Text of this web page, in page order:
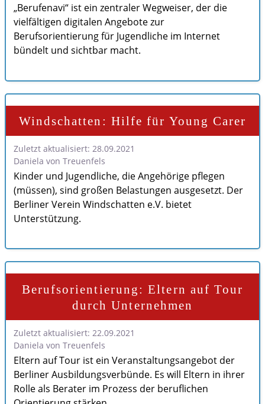
„Berufenavi“ ist ein zentraler Wegweiser, der die
vielfältigen digitalen Angebote zur
Berufsorientierung für Jugendliche im Internet
bündelt und sichtbar macht.
Windschatten: Hilfe für Young Carer
Zuletzt aktualisiert: 28.09.2021
Daniela von Treuenfels
Kinder und Jugendliche, die Angehörige pflegen
(müssen), sind großen Belastungen ausgesetzt. Der
Berliner Verein Windschatten e.V. bietet
Unterstützung.
Berufsorientierung: Eltern auf Tour
durch Unternehmen
Zuletzt aktualisiert: 22.09.2021
Daniela von Treuenfels
Eltern auf Tour ist ein Veranstaltungsangebot der
Berliner Ausbildungsverbünde. Es will Eltern in ihrer
Rolle als Berater im Prozess der beruflichen